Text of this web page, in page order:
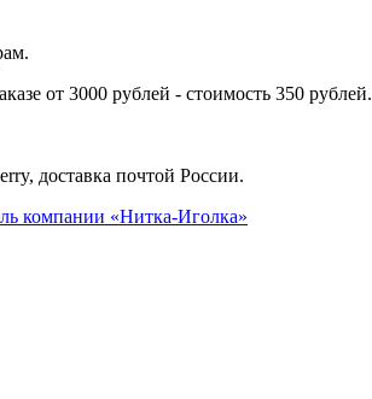
от 3000 рублей - стоимость 350 рублей.
доставка почтой России.
компании «Нитка-Иголка»